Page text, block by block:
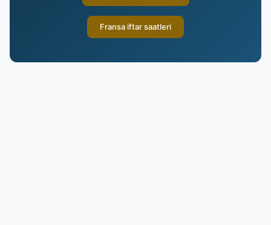
Fransa iftar saatleri